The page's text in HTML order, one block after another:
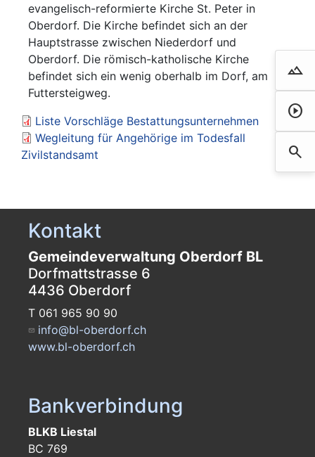
landscape
Film
play_circle
search
evangelisch-reformierte Kirche St. Peter in
Oberdorf. Die Kirche befindet sich an der
Hauptstrasse zwischen Niederdorf und
Oberdorf. Die römisch-katholische Kirche
befindet sich ein wenig oberhalb im Dorf, am
Futtersteigweg.
Liste Vorschläge Bestattungsunternehmen
Wegleitung für Angehörige im Todesfall
Zivilstandsamt
Kontakt
Gemeindeverwaltung Oberdorf BL
Dorfmattstrasse 6
4436 Oberdorf
T 061 965 90 90
info@bl-oberdorf.ch
www.bl-oberdorf.ch
Bankverbindung
BLKB Liestal
BC 769